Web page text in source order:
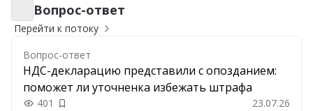
Вопрос-ответ
Вопрос-ответ
Перейти к потоку
Вопрос-ответ
НДС-декларацию представили с опозданием:
поможет ли уточненка избежать штрафа
401 Добавить в закладки 23.07.26